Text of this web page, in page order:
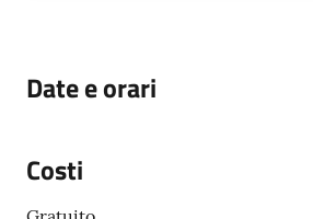
Date e orari
Costi